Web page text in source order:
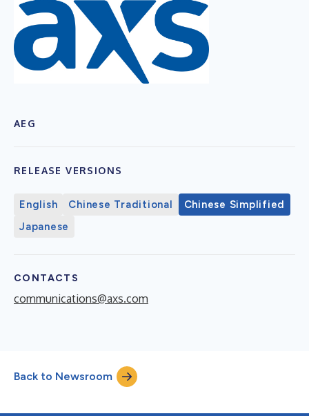
AEG
RELEASE VERSIONS
English Chinese Traditional
Chinese Simplified
Japanese
CONTACTS
communications@axs.com
Back to Newsroom